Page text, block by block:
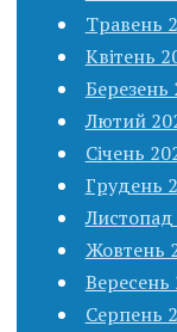
Травень
Квітень
Березень
Лютий
Січень
Грудень
Листопад
Жовтень
Вересень
Серпень